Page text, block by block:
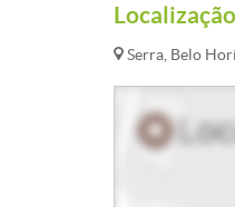
Serra, Belo